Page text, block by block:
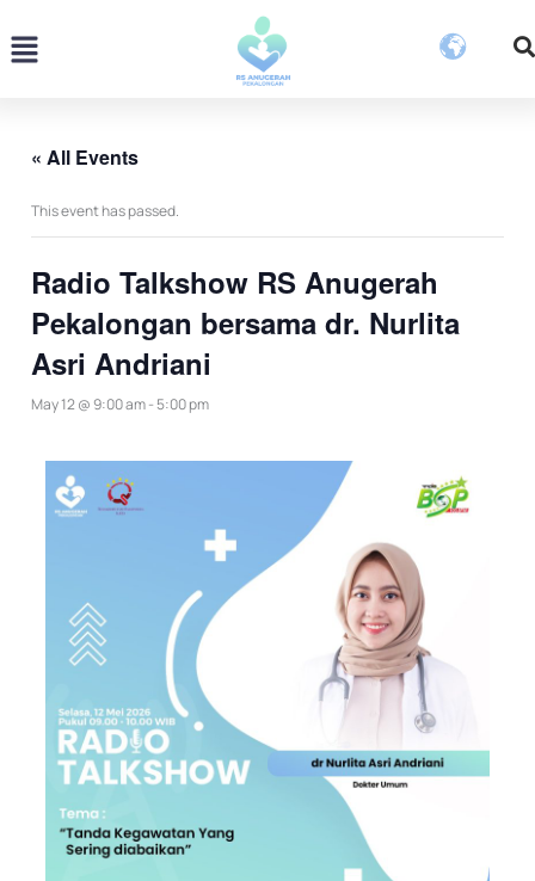
to
content
Menu
« All Events
This event has passed.
Radio Talkshow RS Anugerah
Pekalongan bersama dr. Nurlita
Asri Andriani
May 12 @ 9:00 am- 5:00 pm